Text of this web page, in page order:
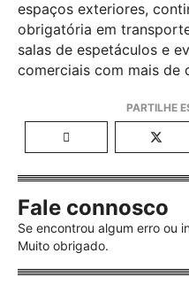
espaços exteriores,
obrigatória em
salas de espetáculos e
comerciais com mais de
Fale connosco
Se encontrou algum erro ou
Muito obrigado.